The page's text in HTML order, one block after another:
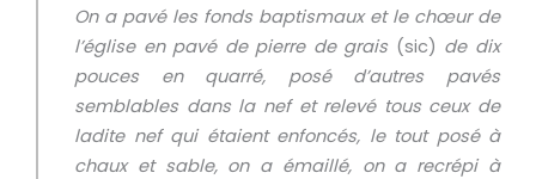
On a pavé les fonds baptismaux et le chœur de
l’église en pavé de pierre de grais (sic) de dix
pouces en quarré, posé d’autres pavés
semblables dans la nef et relevé tous ceux de
ladite nef qui étaient enfoncés, le tout posé à
chaux et sable, on a émaillé, on a recrépi à